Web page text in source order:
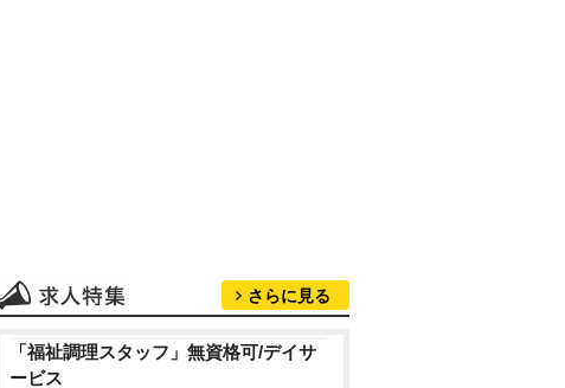
さらに見る
「福祉調理スタッフ」無資格可/デイサ
ービス